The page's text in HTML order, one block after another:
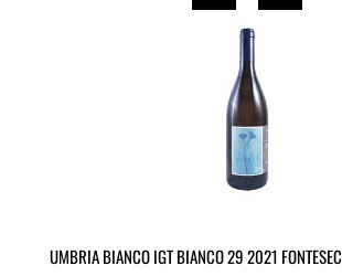
UMBRIA BIANCO IGT BIANCO 29 2021 FONTESEC